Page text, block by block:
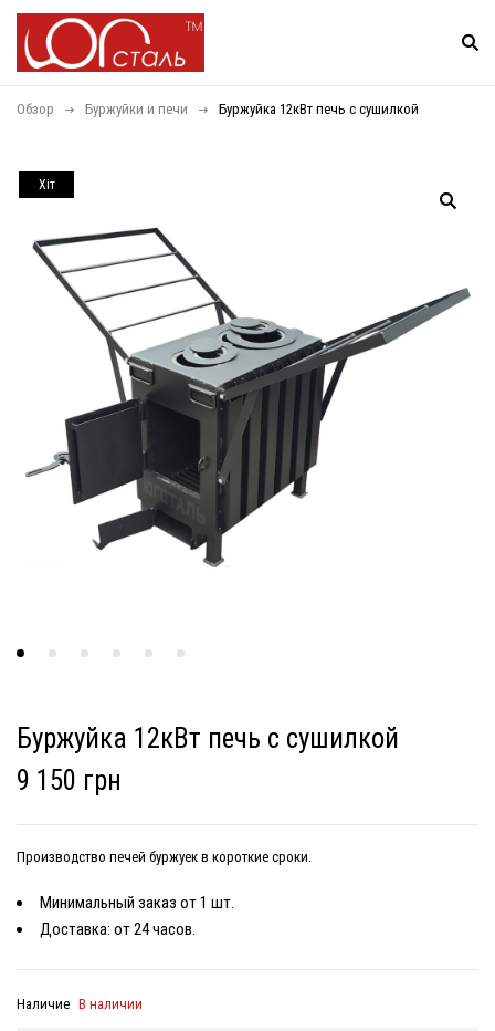
Обзор Буржуйки и печи Буржуйка 12кВт печь с сушилкой
Хiт
Буржуйка 12кВт печь с сушилкой
9 150 грн
Производство печей буржуек в короткие сроки.
Минимальный заказ от 1 шт.
Доставка: от 24 часов.
Наличие В наличии